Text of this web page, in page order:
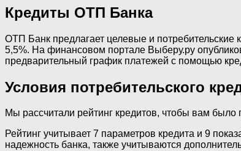
Кредиты ОТП Банка
ОТП Банк предлагает целевые и потребительские
5,5%. На финансовом портале Выберу.ру
предварительный график платежей с помощью
Условия потребительского
Мы рассчитали рейтинг кредитов, чтобы вам
Рейтинг учитывает 7 параметров кредита и 9
надежность банка, также учитываются